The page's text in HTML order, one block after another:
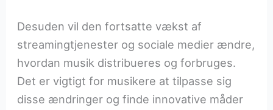
Desuden vil den fortsatte vækst af
streamingtjenester og sociale medier ændre,
hvordan musik distribueres og forbruges.
Det er vigtigt for musikere at tilpasse sig
disse ændringer og finde innovative måder